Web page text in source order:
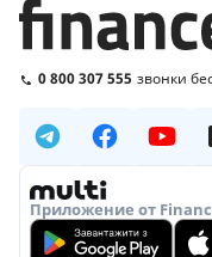
0 800 307 555 звонки
Приложение от